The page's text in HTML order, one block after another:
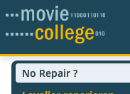
No Repair ?